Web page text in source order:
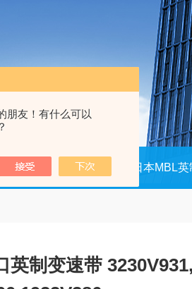
朋友！有什么可以
首页 产品中心 日本MBL
英制变速带